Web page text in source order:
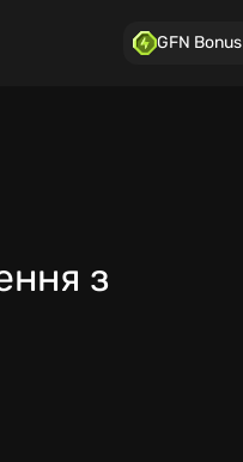
GFN Bonus
з